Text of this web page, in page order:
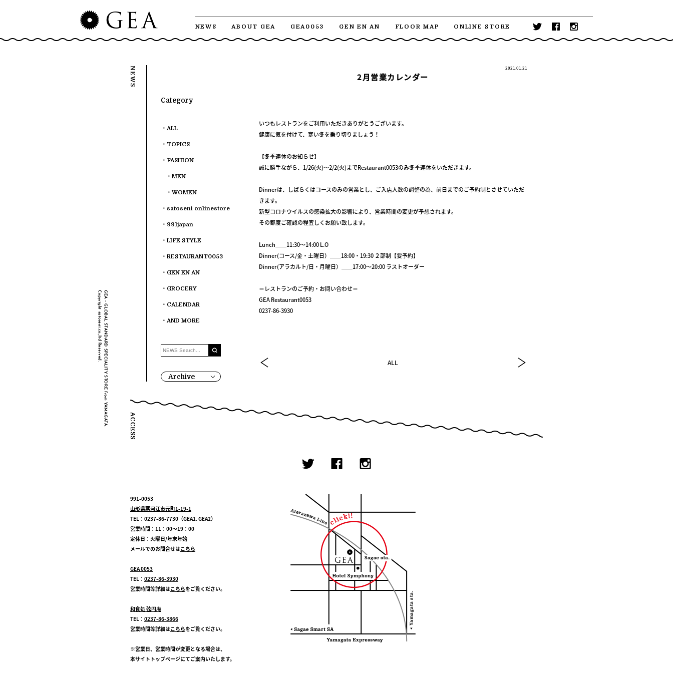
NEWS ABOUT GEA GEA0053 GEN EN AN FLOOR MAP ONLINE STORE
2021.01.21
2月営業カレンダー
いつもレストランをご利用いただきありがとうございます。
健康に気を付けて、寒い冬を乗り切りましょう！
【冬季連休のお知らせ】
誠に勝手ながら、1/26(火)～2/2(火)までRestaurant0053のみ冬季連休をいただきます。
Dinnerは、しばらくはコースのみの営業とし、ご入店人数の調整の為、前日までのご予約制とさせていただ
きます。
新型コロナウイルスの感染拡大の影響により、営業時間の変更が予想されます。
その都度ご確認の程宜しくお願い致します。
Lunch＿＿11:30～14:00 L.O
Dinner(コース/金・土曜日）＿＿18:00・19:30 ２部制【要予約】
Dinner(アラカルト/日・月曜日）＿＿17:00～20:00 ラストオーダー
＝レストランのご予約・お問い合わせ＝
GEA Restaurant0053
0237-86-3930
ALL
Category
ALL
TOPICS
FASHION
MEN
WOMEN
satoseni onlinestore
991japan
LIFE STYLE
RESTAURANT0053
GEN EN AN
GROCERY
CALENDAR
AND MORE
Archive
991-0053
山形県寒河江市元町1-19-1
TEL：0237-86-7730（GEA1. GEA2）
営業時間：11：00～19：00
定休日：火曜日/年末年始
メールでのお問合せはこちら
GEA 0053
TEL： 0237-86-3930
営業時間等詳細はこちらをご覧ください。
和食処 弦円庵
TEL： 0237-86-3866
営業時間等詳細はこちらをご覧ください。
※営業日、営業時間が変更となる場合は、
本サイトトップページにてご案内いたします。